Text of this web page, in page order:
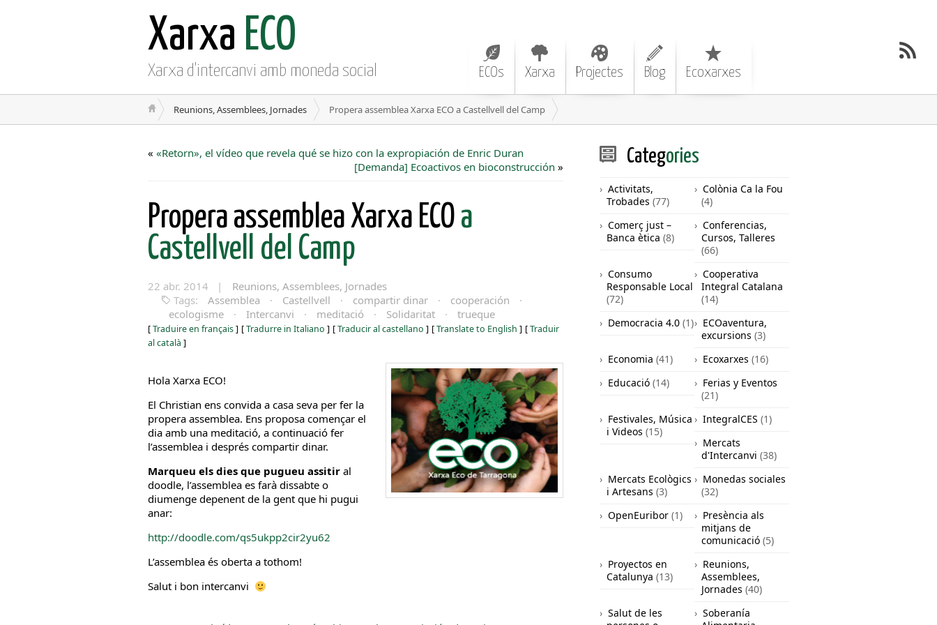
Xarxa ECO
Xarxa d'intercanvi amb moneda social ECOs Xarxa Projectes Blog Ecoxarxes
Reunions, Assemblees, Jornades Propera assemblea Xarxa ECO a Castellvell del Camp
« «Retorn», el vídeo que revela qué se hizo con la expropiación de Enric Duran
[Demanda] Ecoactivos en bioconstrucción »
Propera assemblea Xarxa ECO a
Castellvell del Camp
22 abr. 2014 |
Reunions, Assemblees, Jornades
Tags:
Assemblea · Castellvell · compartir dinar · cooperación
·
ecologisme
· Intercanvi · meditació · Solidaritat · trueque
[Traduire en français] [Tradurre in Italiano ] [Traducir al castellano ] [Translate to English ] [Traduir
al català ]
Hola Xarxa ECO!
El Christian ens convida a casa seva per fer la
propera assemblea. Ens proposa començar el
dia amb una meditació, a continuació fer
l’assemblea i després compartir dinar.
Marqueu els dies que pugueu assitir al
doodle, l’assemblea es farà dissabte o
diumenge depenent de la gent que hi pugui
anar:
http://doodle.com/qs5ukpp2cir2yu62
L’assemblea és oberta a tothom!
Salut i bon intercanvi
Categories
Activitats,
Trobades (77)
Colònia Ca la Fou
(4)
Comerç just –
Banca ètica (8)
Conferencias,
Cursos, Talleres
(66)
Consumo
Responsable Local
(72)
Cooperativa
Integral Catalana
(14)
Democracia 4.0 (1)
ECOaventura,
excursions (3)
Economia (41) Ecoxarxes (16)
Educació (14)
Ferias y Eventos
(21)
Festivales, Música
i Videos (15)
IntegralCES (1)
Mercats
d'Intercanvi (38)
Mercats Ecològics
i Artesans (3)
Monedas sociales
(32)
OpenEuribor (1)
Presència als
mitjans de
comunicació (5)
Proyectos en
Catalunya (13)
Reunions,
Assemblees,
Jornades (40)
Salut de les
Soberanía